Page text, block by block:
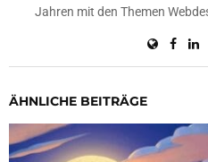
Jahren mit den Themen
ÄHNLICHE BEITRÄGE